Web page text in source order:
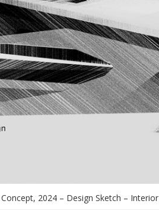
2024 – Design Sketch – Interior